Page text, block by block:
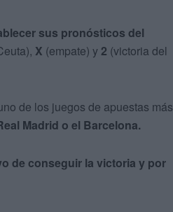
sus pronósticos del
X (empate) y2 (victoria del
de los juegos de apuestas más
Madrid o el Barcelona.
de conseguir la victoria y por